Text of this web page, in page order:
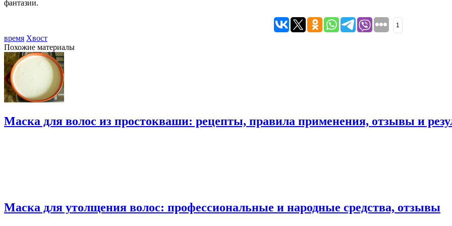
фантазии.
1
время Хвост
Похожие материалы
Маска для волос из простокваши: рецепты, правила применения, отзывы и
Маска для утолщения волос: профессиональные и народные средства, отзывы